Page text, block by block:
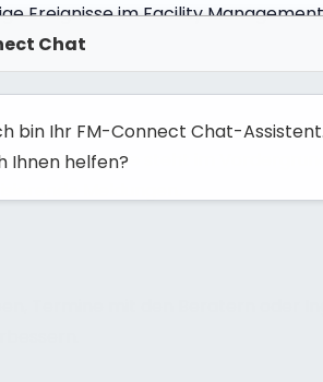
Chat
bin Ihr FM-Connect Chat-
Ihnen helfen?
Ereignisse im Facility
Expertise steht im
Meldungen.
Termine mit den Beratern oder